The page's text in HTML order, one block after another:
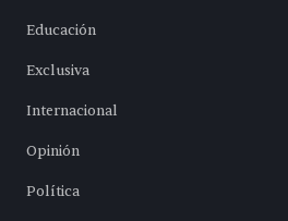
Educación
Exclusiva
Internacional
Opinión
Política